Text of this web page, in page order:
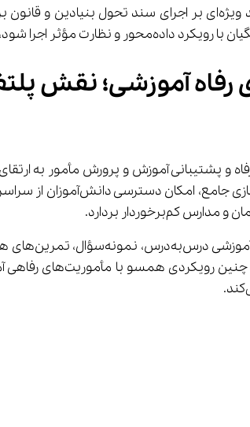
جامعه فرهنگیان نسبت به نظام اداری آموزش‌وپرورش افزایش یابد.
و پرورش مأمور به ارتقای کیفیت خدمات رفاهی شده، نمی‌توان نقش فناوری و
کم‌برخوردار بردارد.